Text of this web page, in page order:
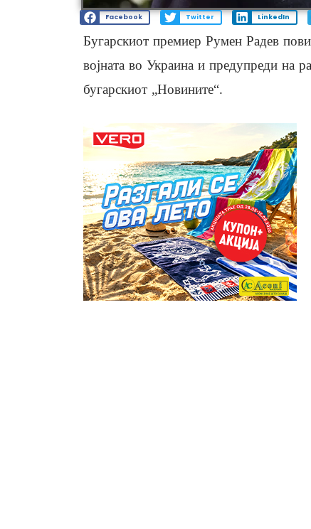
Facebook Twitter LinkedIn
Бугарскиот премиер Румен Радев
војната во Украина и предупреди на
бугарскиот „Новините“.